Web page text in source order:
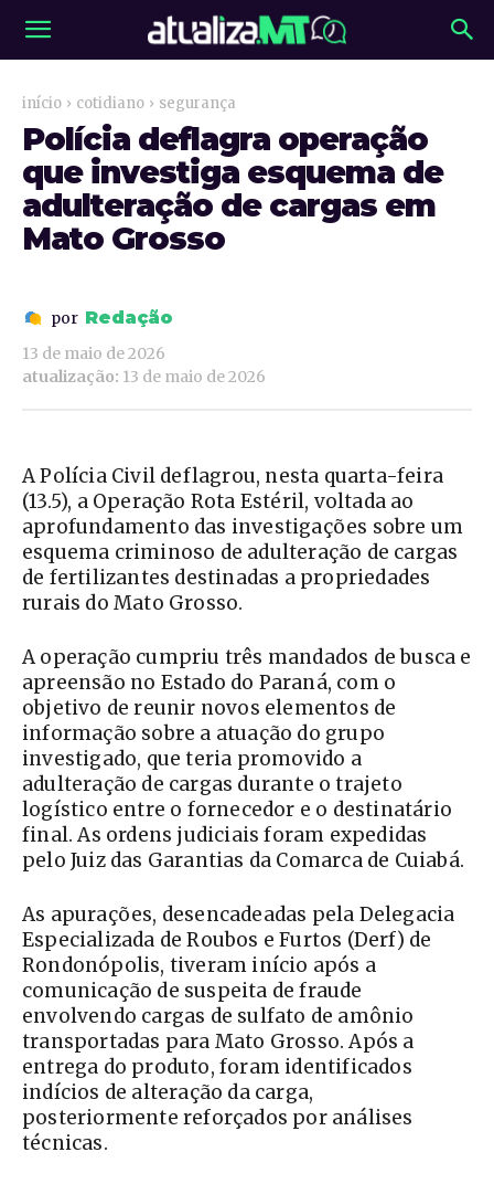
início cotidiano segurança
Polícia deflagra operação
que investiga esquema de
adulteração de cargas em
Mato Grosso
por Redação
13 de maio de 2026
atualização: 13 de maio de 2026
A Polícia Civil deflagrou, nesta quarta-feira
(13.5), a Operação Rota Estéril, voltada ao
aprofundamento das investigações sobre um
esquema criminoso de adulteração de cargas
de fertilizantes destinadas a propriedades
rurais do Mato Grosso.
A operação cumpriu três mandados de busca e
apreensão no Estado do Paraná, com o
objetivo de reunir novos elementos de
informação sobre a atuação do grupo
investigado, que teria promovido a
adulteração de cargas durante o trajeto
logístico entre o fornecedor e o destinatário
final. As ordens judiciais foram expedidas
pelo Juiz das Garantias da Comarca de Cuiabá.
As apurações, desencadeadas pela Delegacia
Especializada de Roubos e Furtos (Derf) de
Rondonópolis, tiveram início após a
comunicação de suspeita de fraude
envolvendo cargas de sulfato de amônio
transportadas para Mato Grosso. Após a
entrega do produto, foram identificados
indícios de alteração da carga,
posteriormente reforçados por análises
técnicas.